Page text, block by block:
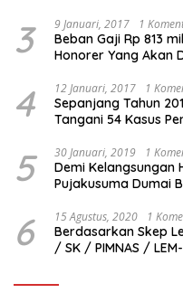
3 9 Januari, 2017 1
Beban Gaji Rp 813
Honorer Yang Akan
4 12 Januari, 2017 1
Sepanjang Tahun 2016,
Tangani 54 Kasus
5 30 Januari, 2019 1
Demi Kelangsungan
Pujakusuma Dumai
6 15 Agustus, 2020 1
Berdasarkan Skep Lembaga
/ SK / PIMNAS /